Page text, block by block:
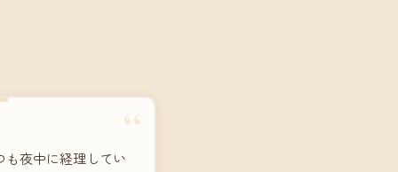
“
も夜中に経理してい